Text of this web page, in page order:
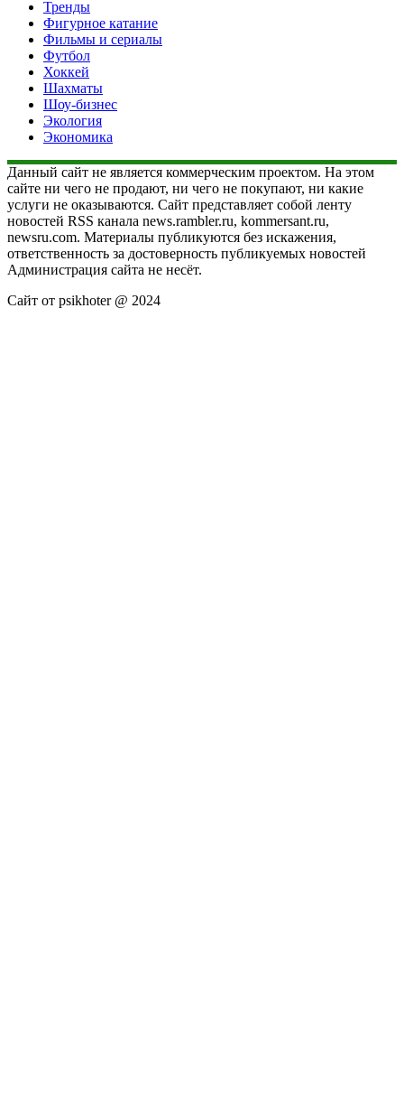
Тренды
Фигурное катание
Фильмы и сериалы
Футбол
Хоккей
Шахматы
Шоу-бизнес
Экология
Экономика
Данный сайт не является коммерческим проектом. На этом
сайте ни чего не продают, ни чего не покупают, ни какие
услуги не оказываются. Сайт представляет собой ленту
новостей RSS канала news.rambler.ru, kommersant.ru,
newsru.com. Материалы публикуются без искажения,
ответственность за достоверность публикуемых новостей
Администрация сайта не несёт.
Сайт от psikhoter @ 2024